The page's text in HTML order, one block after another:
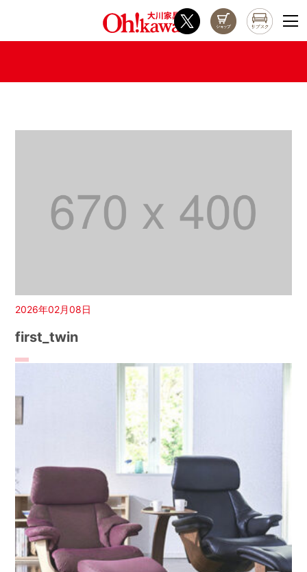
2026年02月08日
first_twin